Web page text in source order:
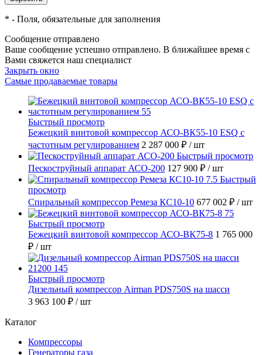
* - Поля, обязательные для заполнения
Сообщение отправлено
Ваше сообщение успешно отправлено. В ближайшее время с
Вами свяжется наш специалист
Закрыть окно
Самые продаваемые товары
Быстрый просмотр
Бежецкий винтовой компрессор АСО-ВК55-10 ESQ с
частотным регулированием 2 287 000 ₽ / шт
Быстрый просмотр
Пескоструйный аппарат АСО-200 127 900 ₽ / шт
Быстрый
просмотр
Спиральный компрессор Ремеза КС10-10 677 002 ₽ / шт
Быстрый просмотр
Бежецкий винтовой компрессор АСО-ВК75-8 1 765 000
₽ / шт
Быстрый просмотр
Дизельный компрессор Airman PDS750S на шасси
3 963 100 ₽ / шт
Каталог
Компрессоры
Генераторы газа